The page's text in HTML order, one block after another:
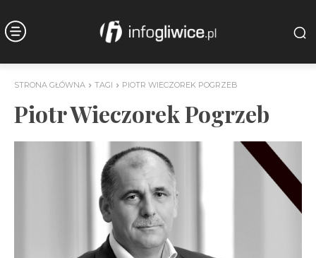
STRONA GŁÓWNA TAGI PIOTR WIECZOREK POGRZEB
Piotr Wieczorek Pogrzeb